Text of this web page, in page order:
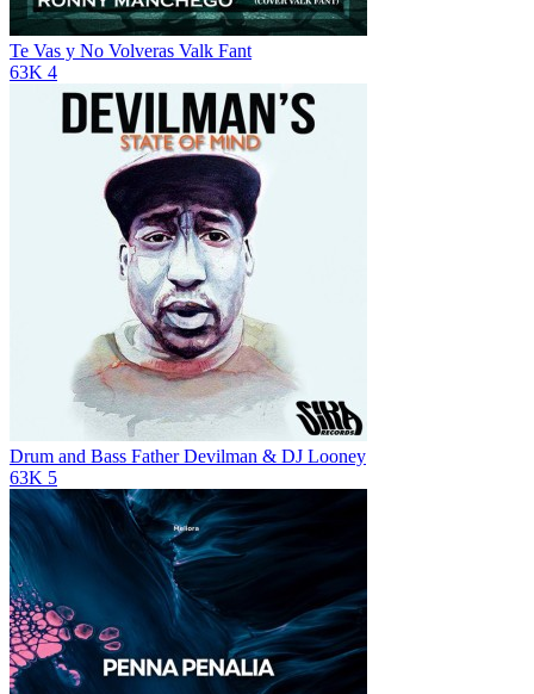
Te Vas y No Volveras Valk Fant
63K 4
Drum and Bass Father Devilman & DJ Looney
63K 5